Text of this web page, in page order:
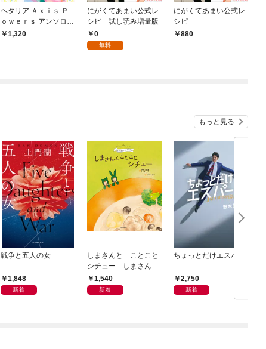
ヘタリア Ａｘｉｓ Ｐ
ｏｗｅｒｓ アンソロジ
ー (1)
1,320
にがくてあまい公式レ
シピ 試し読み増量版
0
無料
にがくてあまい公式レ
シピ
880
もっと見る
戦争と五人の女
1,848
新着
しまさんと ことこと
シチュー しまさんク
ッキングえほん
1,540
新着
ちょっとだけエスパー
2,750
新着